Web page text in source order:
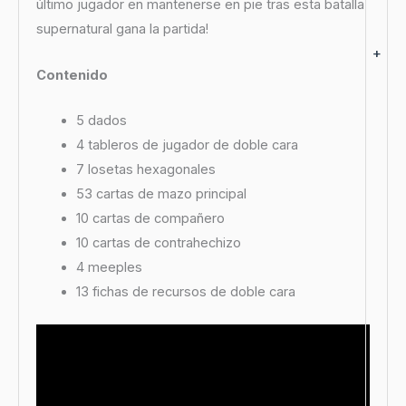
+
último jugador en mantenerse en pie tras esta batalla
supernatural gana la partida!
Contenido
5 dados
4 tableros de jugador de doble cara
7 losetas hexagonales
53 cartas de mazo principal
10 cartas de compañero
10 cartas de contrahechizo
4 meeples
13 fichas de recursos de doble cara